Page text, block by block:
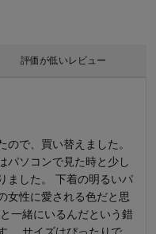
評価が低いレビュー
で、買い替えました。
パソコンで見た時と少し
ました。 下着の明るいパ
女性に愛される色だと思
一緒にいるんだという錯
したが、以前のように
！！ 欲しいデザインは片
クとか、全然違う色のセ
２枚とかにしてほしい。
枚欲しい私は４枚も買わ